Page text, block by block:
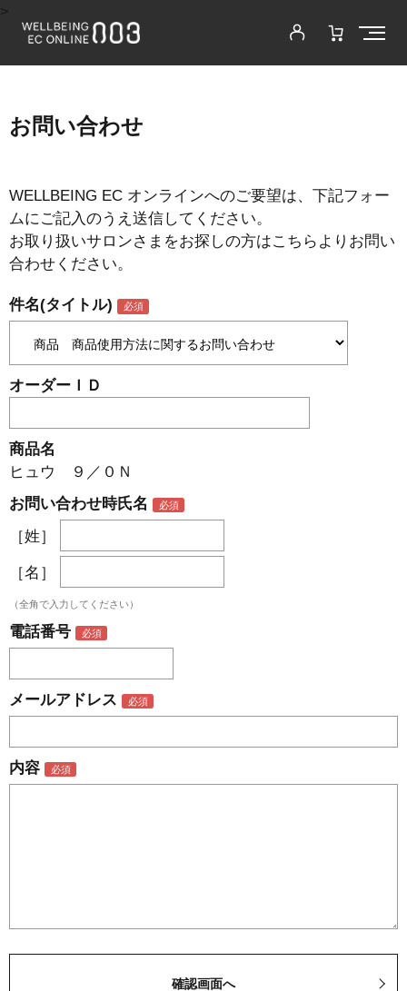
お問い合わせ
WELLBEING EC オンラインへのご要望は、下記フォー
ムにご記入のうえ送信してください。
お取り扱いサロンさまをお探しの方はこちらよりお問い
合わせください。
件名(タイトル)
オーダーＩＤ
商品名
ヒュウ ９／０Ｎ
お問い合わせ時氏名
［姓］
［名］
（全角で入力してください）
電話番号
メールアドレス
内容